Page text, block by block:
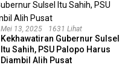
Mei 13, 2025 1631 Lihat
Kekhawatiran Gubernur Sulsel
Itu Sahih, PSU Palopo Harus
Diambil Alih Pusat